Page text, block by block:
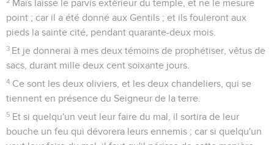
Mais laisse le parvis extérieur du temple, et ne le mesure
point ; car il a été donné aux Gentils ; et ils fouleront aux
pieds la sainte cité, pendant quarante-deux mois.
3 Et je donnerai à mes deux témoins de prophétiser, vêtus de
sacs, durant mille deux cent soixante jours.
4 Ce sont les deux oliviers, et les deux chandeliers, qui se
tiennent en présence du Seigneur de la terre.
5 Et si quelqu'un veut leur faire du mal, il sortira de leur
bouche un feu qui dévorera leurs ennemis ; car si quelqu'un